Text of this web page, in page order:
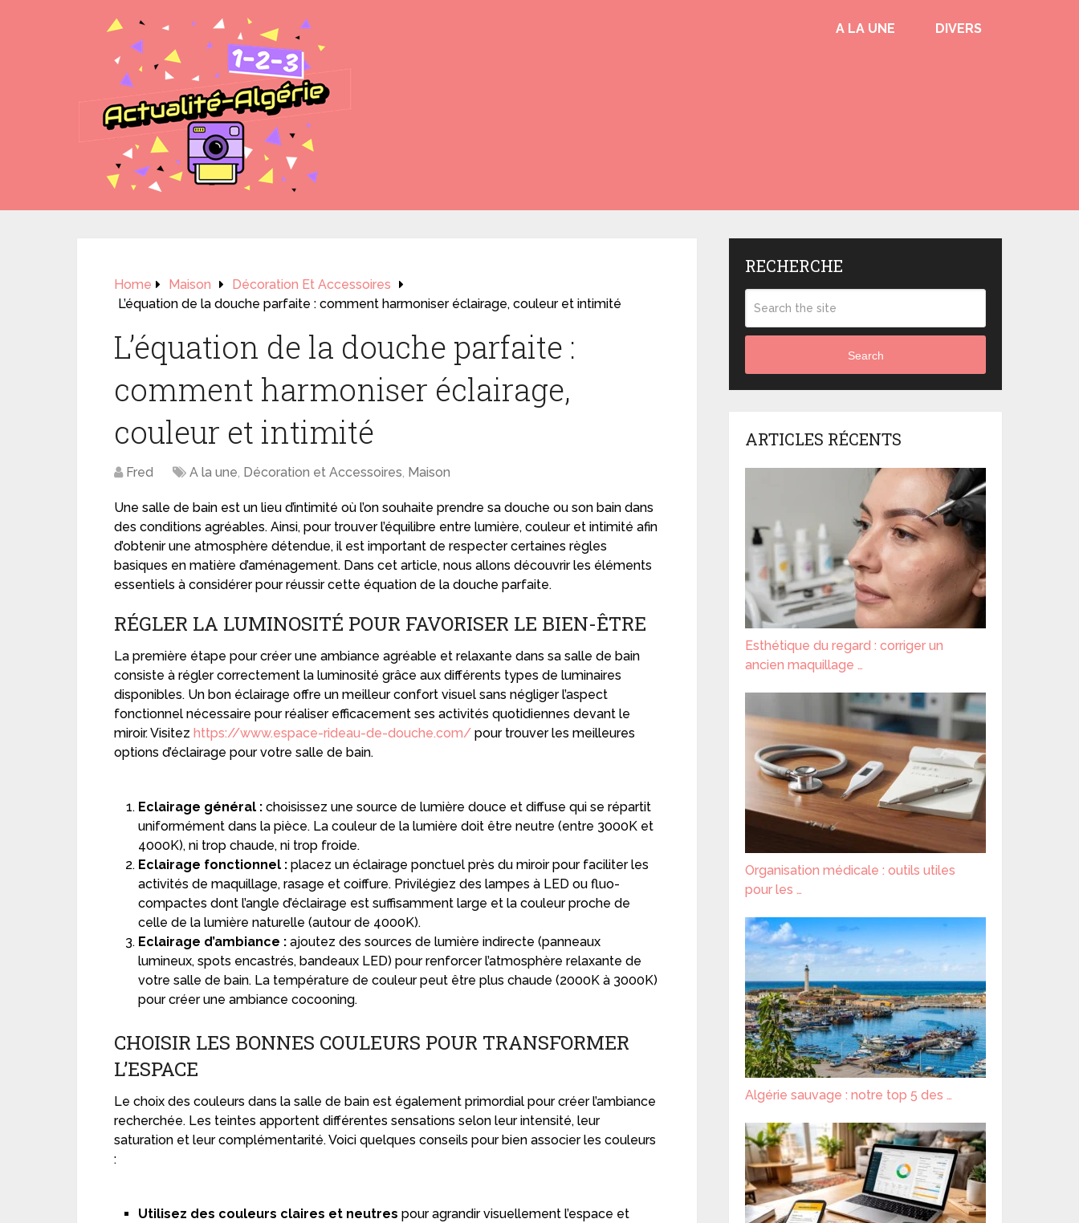
A LA UNE DIVERS
Home Maison
Décoration Et Accessoires
L’équation de la douche parfaite : comment harmoniser éclairage, couleur et intimité
L’équation de la douche parfaite :
comment harmoniser éclairage,
couleur et intimité
Fred A la une, Décoration et Accessoires, Maison
Une salle de bain est un lieu d’intimité où l’on souhaite prendre sa douche ou son bain dans
des conditions agréables. Ainsi, pour trouver l’équilibre entre lumière, couleur et intimité afin
d’obtenir une atmosphère détendue, il est important de respecter certaines règles
basiques en matière d’aménagement. Dans cet article, nous allons découvrir les éléments
essentiels à considérer pour réussir cette équation de la douche parfaite.
RÉGLER LA LUMINOSITÉ POUR FAVORISER LE BIEN-ÊTRE
La première étape pour créer une ambiance agréable et relaxante dans sa salle de bain
consiste à régler correctement la luminosité grâce aux différents types de luminaires
disponibles. Un bon éclairage offre un meilleur confort visuel sans négliger l’aspect
fonctionnel nécessaire pour réaliser efficacement ses activités quotidiennes devant le
miroir. Visitez https://www.espace-rideau-de-douche.com/ pour trouver les meilleures
options d’éclairage pour votre salle de bain.
Eclairage général : choisissez une source de lumière douce et diffuse qui se répartit
uniformément dans la pièce. La couleur de la lumière doit être neutre (entre 3000K et
4000K), ni trop chaude, ni trop froide.
Eclairage fonctionnel : placez un éclairage ponctuel près du miroir pour faciliter les
activités de maquillage, rasage et coiffure. Privilégiez des lampes à LED ou fluo-
compactes dont l’angle d’éclairage est suffisamment large et la couleur proche de
celle de la lumière naturelle (autour de 4000K).
Eclairage d’ambiance : ajoutez des sources de lumière indirecte (panneaux
lumineux, spots encastrés, bandeaux LED) pour renforcer l’atmosphère relaxante de
votre salle de bain. La température de couleur peut être plus chaude (2000K à 3000K)
pour créer une ambiance cocooning.
CHOISIR LES BONNES COULEURS POUR TRANSFORMER
L’ESPACE
Le choix des couleurs dans la salle de bain est également primordial pour créer l’ambiance
recherchée. Les teintes apportent différentes sensations selon leur intensité, leur
saturation et leur complémentarité. Voici quelques conseils pour bien associer les couleurs
:
Utilisez des couleurs claires et neutres pour agrandir visuellement l’espace et
RECHERCHE
Search
ARTICLES RÉCENTS
Esthétique du regard : corriger un
ancien maquillage …
Organisation médicale : outils utiles
pour les …
Algérie sauvage : notre top 5 des …